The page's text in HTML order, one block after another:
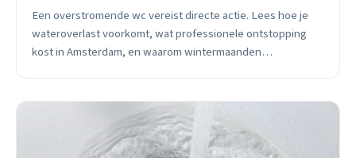
Een overstromende wc vereist directe actie. Lees hoe je
wateroverlast voorkomt, wat professionele ontstopping
kost in Amsterdam, en waarom wintermaanden